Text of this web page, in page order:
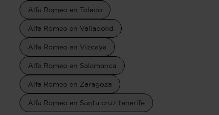
Alfa Romeo en Toledo
Alfa Romeo en Valladolid
Alfa Romeo en Vizcaya
Alfa Romeo en Salamanca
Alfa Romeo en Zaragoza
Alfa Romeo en Santa cruz tenerife